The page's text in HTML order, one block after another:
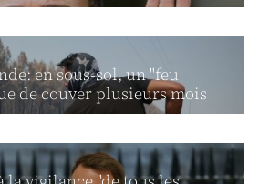
en sous-sol, un "feu
de couver plusieurs mois